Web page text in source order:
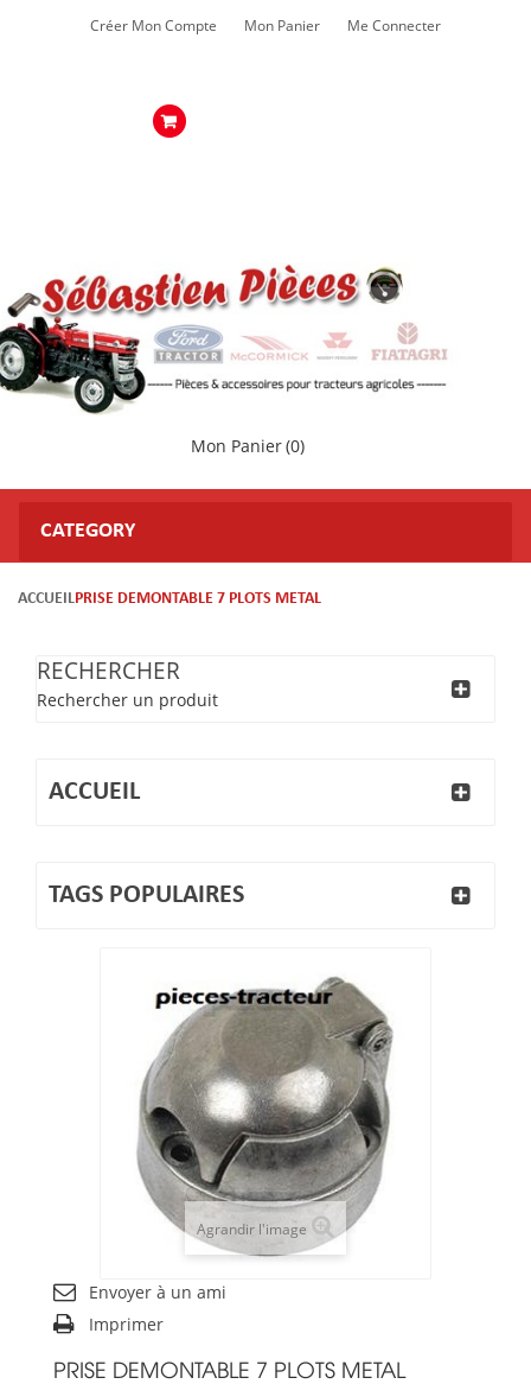
Créer Mon Compte Mon Panier Me Connecter
Mon Panier(0)
CATEGORY
ACCUEILPRISE DEMONTABLE 7 PLOTS METAL
RECHERCHER
Rechercher un produit
ACCUEIL
TAGS POPULAIRES
Agrandir l'image
Envoyer à un ami
Imprimer
PRISE DEMONTABLE 7 PLOTS METAL